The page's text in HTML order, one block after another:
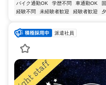
バイク通勤OK
学歴不問 車通勤OK
経験不問
未経験者歓迎 経験者歓迎
派遣社員